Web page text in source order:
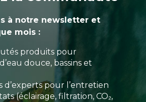
à notre newsletter et
mois :
produits pour
douce, bassins et
d’experts pour l’entretien
(éclairage, filtration, CO₂,